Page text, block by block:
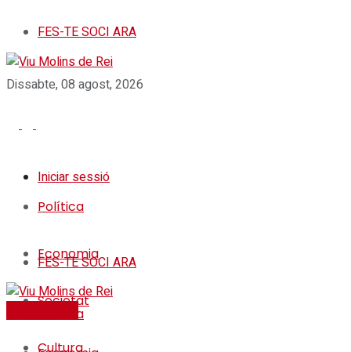
FES-TE SOCI ARA
Dissabte, 08 agost, 2026
Iniciar sessió
Política
Economia
Societat
Cultura
FES-TE SOCI ARA
Política